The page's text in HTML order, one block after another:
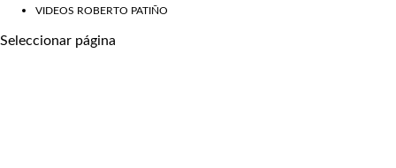
VIDEOS ROBERTO PATIÑO
Seleccionar página